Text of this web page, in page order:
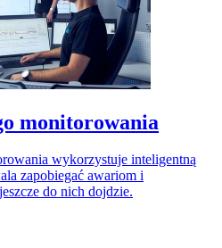
monitorowania
wykorzystuje inteligentną
zapobiegać awariom i
do nich dojdzie.